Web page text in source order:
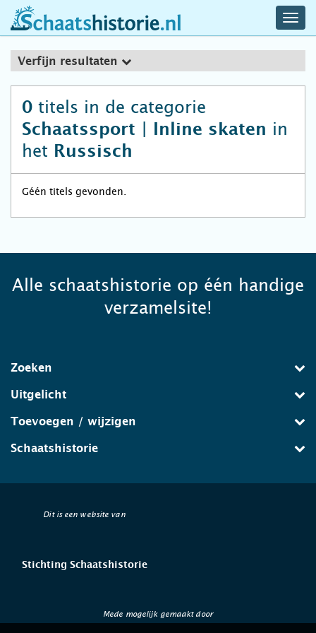
schaatshistorie.nl
Verfijn resultaten
0 titels in de categorie
Schaatssport | Inline skaten in
het Russisch
Géén titels gevonden.
Alle schaatshistorie op één handige
verzamelsite!
Zoeken
Uitgelicht
Toevoegen / wijzigen
Schaatshistorie
Dit is een website van
Stichting Schaatshistorie
Mede mogelijk gemaakt door